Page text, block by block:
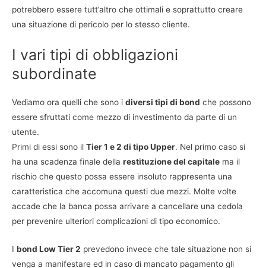
potrebbero essere tutt’altro che ottimali e soprattutto creare
una situazione di pericolo per lo stesso cliente.
I vari tipi di obbligazioni
subordinate
Vediamo ora quelli che sono i diversi tipi di bond che possono
essere sfruttati come mezzo di investimento da parte di un
utente.
Primi di essi sono il Tier 1 e 2 di tipo Upper. Nel primo caso si
ha una scadenza finale della restituzione del capitale ma il
rischio che questo possa essere insoluto rappresenta una
caratteristica che accomuna questi due mezzi. Molte volte
accade che la banca possa arrivare a cancellare una cedola
per prevenire ulteriori complicazioni di tipo economico.
I bond Low Tier 2 prevedono invece che tale situazione non si
venga a manifestare ed in caso di mancato pagamento gli